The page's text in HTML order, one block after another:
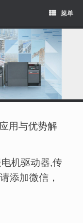
菜单
用与优势解
机驱动器,传
添加微信，